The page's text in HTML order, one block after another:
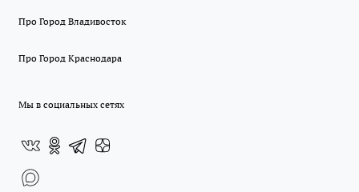
Про Город Владивосток
Про Город Краснодара
Мы в социальных сетях